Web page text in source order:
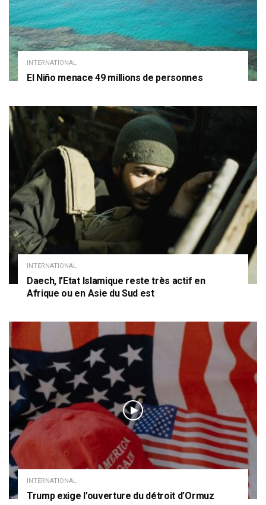
INTERNATIONAL
El Niño menace 49 millions de personnes
INTERNATIONAL
Daech, l’Etat Islamique reste très actif en
Afrique ou en Asie du Sud est
INTERNATIONAL
Trump exige l’ouverture du détroit d’Ormuz